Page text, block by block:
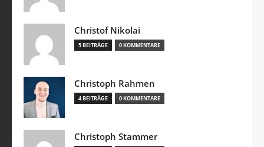
Christof Nikolai
5 BEITRÄGE 0 KOMMENTARE
Christoph Rahmen
4 BEITRÄGE 0 KOMMENTARE
Christoph Stammer